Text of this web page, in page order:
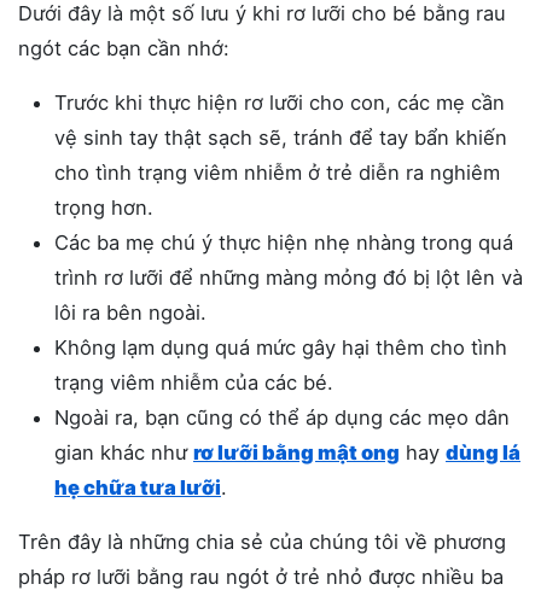
Dưới đây là một số lưu ý khi rơ lưỡi cho bé bằng rau
ngót các bạn cần nhớ:
Trước khi thực hiện rơ lưỡi cho con, các mẹ cần
vệ sinh tay thật sạch sẽ, tránh để tay bẩn khiến
cho tình trạng viêm nhiễm ở trẻ diễn ra nghiêm
trọng hơn.
Các ba mẹ chú ý thực hiện nhẹ nhàng trong quá
trình rơ lưỡi để những màng mỏng đó bị lột lên và
lôi ra bên ngoài.
Không lạm dụng quá mức gây hại thêm cho tình
trạng viêm nhiễm của các bé.
Ngoài ra, bạn cũng có thể áp dụng các mẹo dân
gian khác như rơ lưỡi bằng mật ong hay dùng lá
hẹ chữa tưa lưỡi.
Trên đây là những chia sẻ của chúng tôi về phương
pháp rơ lưỡi bằng rau ngót ở trẻ nhỏ được nhiều ba